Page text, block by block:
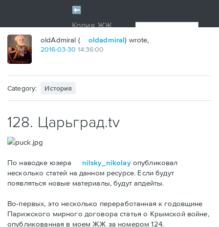
oldAdmiral ( oldadmiral) wrote,
2016-03-30 14:36:00
Category: История
128. Царьград.tv
По наводке юзера nilsky_nikolayопубликовал
несколько статей на данном ресурсе. Если будут
появляться новые материалы, будут апдейты.
Во-первых, это несколько переработанная к годовщине
Парижского мирного договора статья о Крымской войне,
опубликованная в моем ЖЖ за номером 124.